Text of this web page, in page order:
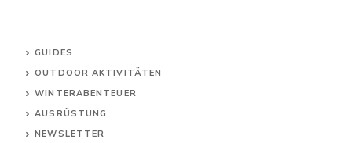
GUIDES
OUTDOOR AKTIVITÄTEN
WINTERABENTEUER
AUSRÜSTUNG
NEWSLETTER